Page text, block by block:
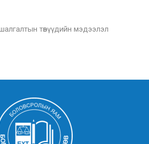
төвүүдийн мэдээлэл